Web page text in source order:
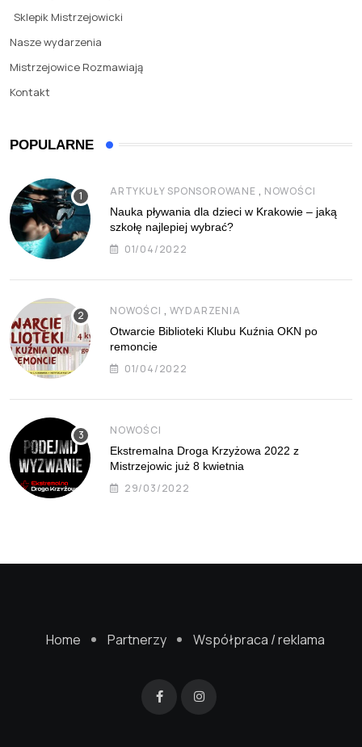
Sklepik Mistrzejowicki
Nasze wydarzenia
Mistrzejowice Rozmawiają
Kontakt
POPULARNE
ARTYKUŁY SPONSOROWANE , NOWOŚCI
Nauka pływania dla dzieci w Krakowie – jaką
szkołę najlepiej wybrać?
01/04/2022
NOWOŚCI , WYDARZENIA
Otwarcie Biblioteki Klubu Kuźnia OKN po
remoncie
01/04/2022
NOWOŚCI
Ekstremalna Droga Krzyżowa 2022 z
Mistrzejowic już 8 kwietnia
29/03/2022
Home Partnerzy Współpraca / reklama